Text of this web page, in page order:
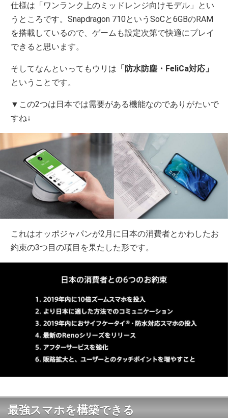
仕様は「ワンランク上のミッドレンジ向けモデル」とい
うところです。Snapdragon 710というSoCと6GBのRAM
を搭載しているので、ゲームも設定次第で快適にプレイ
できると思います。
そしてなんといってもウリは 「防水防塵・FeliCa対応」
ということです。
▼この2つは日本では需要がある機能なのでありがたいで
すね↓
これはオッポジャパンが2月に日本の消費者とかわしたお
約束の3つ目の項目を果たした形です。
最強スマホを構築できる